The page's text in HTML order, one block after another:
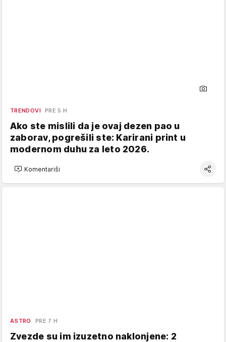
TRENDOVI PRE 5 H
Ako ste mislili da je ovaj dezen pao u
zaborav, pogrešili ste: Karirani print u
modernom duhu za leto 2026.
Komentariši
ASTRO PRE 7 H
Zvezde su im izuzetno naklonjene: 2